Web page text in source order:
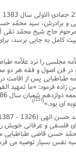
و برادرش، سید محمّد
حاج شیخ محمّد تقى
کامل به جایى برسد،
مجلسى را نزد علاّمه
فن اصول و فقه هر دو
طباطبایى پس از
فرمود: «ما تمهید
اى بود.»(
[22]
)
فلسفى و عرفانى
حسن قاضى طباطبایى
نفس بسیار توصیه